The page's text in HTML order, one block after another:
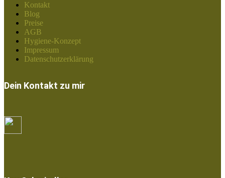
Kontakt
Blog
Preise
AGB
Hygiene-Konzept
Impressum
Datenschutzerklärung
Dein Kontakt zu mir